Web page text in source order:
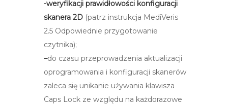
-weryfikacji prawidłowości konfiguracji
skanera 2D (patrz instrukcja MediVeris
2.5 Odpowiednie przygotowanie
czytnika);
–do czasu przeprowadzenia aktualizacji
oprogramowania i konfiguracji skanerów
zaleca się unikanie używania klawisza
Caps Lock ze względu na każdorazowe